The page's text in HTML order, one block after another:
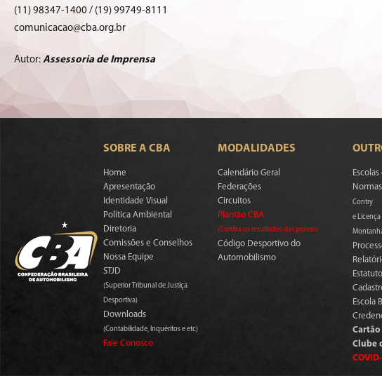
(11) 98347-1400 / (19) 99749-8111
comunicacao@cba.org.br
Autor: Assessoria de Imprensa
SOBRE A CBA
Home
Apresentação
Identidade Visual
Política Ambiental
Diretoria
Comissões e Conselhos
Nossa Equipe
STJD
(Superior Tribunal de Justiça
Desportiva)
Downloads
(Contabilidade, Inquéritos e etc)
Fale Conosco
MODALIDADES
Calendário Geral
Federações
Circuitos
Plantão CBA
(Confira os resultados das provas)
Código Desportivo do
Automobilismo
Contry
e
Escola
Cartão
Clube